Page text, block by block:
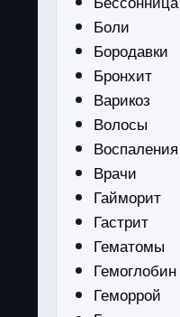
Боли
Бородавки
Бронхит
Варикоз
Волосы
Воспаления
Врачи
Гайморит
Гастрит
Гематомы
Гемоглобин
Геморрой